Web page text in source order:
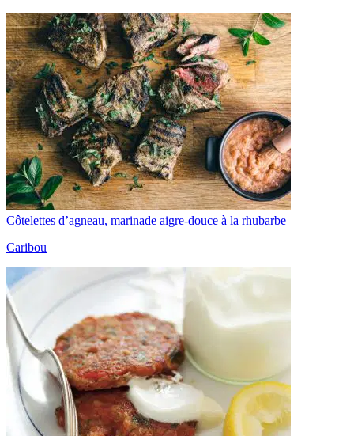
Côtelettes d’agneau, marinade aigre-douce à la rhubarbe
Caribou